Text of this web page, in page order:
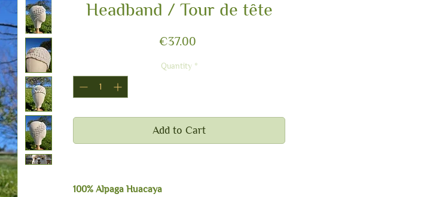
Headband / Tour de tête
€37.00
Quantity *
Add to Cart
100% Alpaga Huacaya